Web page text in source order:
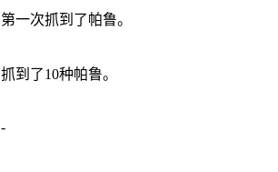
第一次抓到了帕鲁。
抓到了10种帕鲁。
-